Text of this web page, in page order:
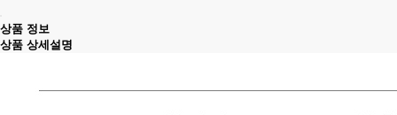
상품 정보
상품 상세설명